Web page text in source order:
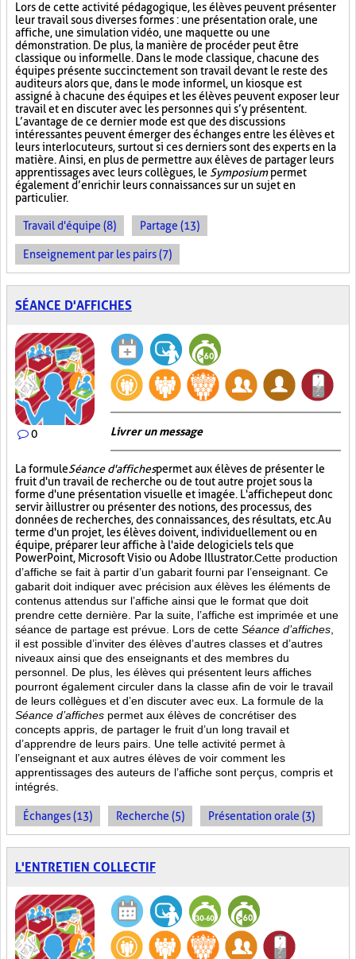
Lors de cette activité pédagogique, les élèves peuvent présenter
leur travail sous diverses formes : une présentation orale, une
affiche, une simulation vidéo, une maquette ou une
démonstration. De plus, la manière de procéder peut être
classique ou informelle. Dans le mode classique, chacune des
équipes présente succinctement son travail devant le reste des
auditeurs alors que, dans le mode informel, un kiosque est
assigné à chacune des équipes et les élèves peuvent exposer leur
travail et en discuter avec les personnes qui s’y présentent.
L’avantage de ce dernier mode est que des discussions
intéressantes peuvent émerger des échanges entre les élèves et
leurs interlocuteurs, surtout si ces derniers sont des experts en la
matière. Ainsi, en plus de permettre aux élèves de partager leurs
apprentissages avec leurs collègues, le Symposiumpermet
également d’enrichir leurs connaissances sur un sujet en
particulier.
Travail d'équipe (8) Partage (13)
Enseignement par les pairs (7)
SÉANCE D'AFFICHES
0 Livrer un message
La formuleSéance d'affichespermet aux élèves de présenter le
fruit d'un travail de recherche ou de tout autre projet sous la
forme d'une présentation visuelle et imagée. L'affichepeut donc
servir à illustrer ou présenter des notions, des processus, des
données de recherches, des connaissances, des résultats, etc. Au
terme d'un projet, les élèves doivent, individuellement ou en
équipe, préparer leur affiche à l'aide de logiciels tels que
PowerPoint, Microsoft Visio ou Adobe Illustrator.Cette production
d’affiche se fait à partir d’un gabarit fourni par l’enseignant. Ce
gabarit doit indiquer avec précision aux élèves les éléments de
contenus attendus sur l’affiche ainsi que le format que doit
prendre cette dernière. Par la suite, l’affiche est imprimée et une
séance de partage est prévue. Lors de cette Séance d’affiches
il est possible d’inviter des élèves d’autres classes et d’autres
niveaux ainsi que des enseignants et des membres du
personnel. De plus, les élèves qui présentent leurs affiches
pourront également circuler dans la classe afin de voir le travail
de leurs collègues et d’en discuter avec eux. La formule de la
Séance d’affiches permet aux élèves de concrétiser des
concepts appris, de partager le fruit d’un long travail et
d’apprendre de leurs pairs. Une telle activité permet à
l’enseignant et aux autres élèves de voir comment les
apprentissages des auteurs de l’affiche sont perçus, compris et
intégrés.
Échanges (13) Recherche (5) Présentation orale (3)
L'ENTRETIEN COLLECTIF